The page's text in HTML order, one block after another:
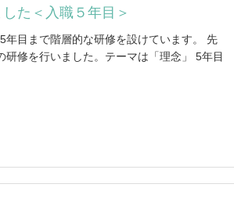
た＜入職５年目＞
年目まで階層的な研修を設けています。 先
研修を行いました。テーマは「理念」 5年目